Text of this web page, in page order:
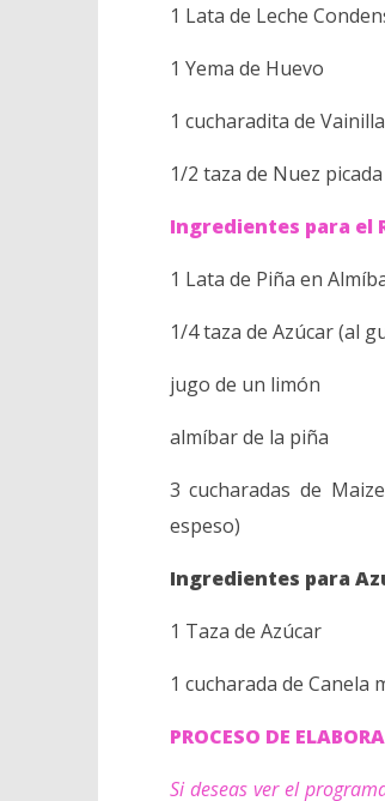
1 Lata de Leche
1 Yema de Huevo
1 cucharadita de Vainilla
1/2 taza de Nuez
Ingredientes para el
1 Lata de Piña en
1/4 taza de Azúcar (al
jugo de un limón
almíbar de la piña
3 cucharadas de
espeso)
Ingredientes para
1 Taza de Azúcar
1 cucharada de Canela
PROCESO DE
Si deseas ver el